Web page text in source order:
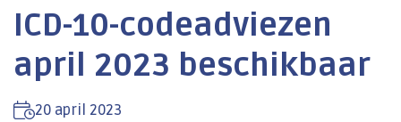
ICD-10-codeadviezen
april 2023 beschikbaar
20 april 2023